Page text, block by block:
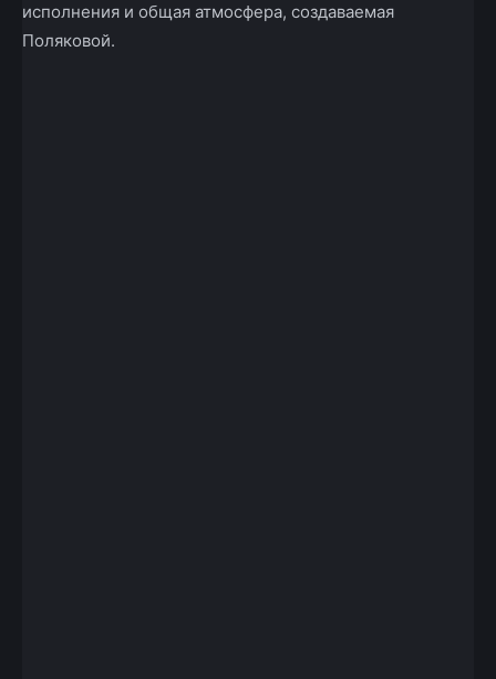
исполнения и общая атмосфера, создаваемая
Поляковой.